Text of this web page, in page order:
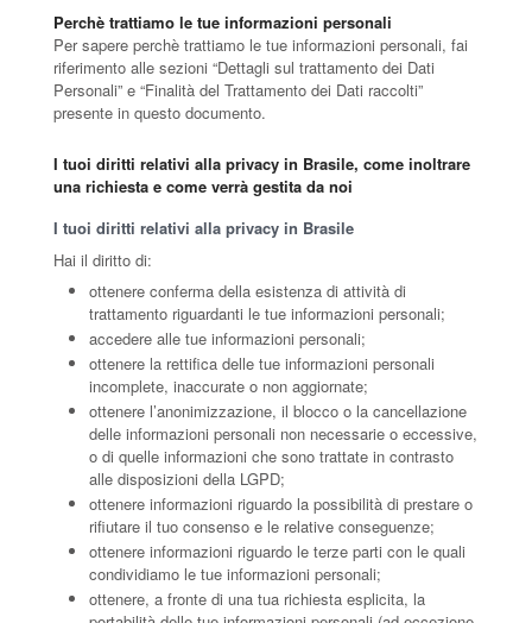
Perchè trattiamo le tue informazioni personali
Per sapere perchè trattiamo le tue informazioni personali, fai
riferimento alle sezioni “Dettagli sul trattamento dei Dati
Personali” e “Finalità del Trattamento dei Dati raccolti”
presente in questo documento.
I tuoi diritti relativi alla privacy in Brasile, come inoltrare
una richiesta e come verrà gestita da noi
I tuoi diritti relativi alla privacy in Brasile
Hai il diritto di:
ottenere conferma della esistenza di attività di
trattamento riguardanti le tue informazioni personali;
accedere alle tue informazioni personali;
ottenere la rettifica delle tue informazioni personali
incomplete, inaccurate o non aggiornate;
ottenere l’anonimizzazione, il blocco o la cancellazione
delle informazioni personali non necessarie o eccessive,
o di quelle informazioni che sono trattate in contrasto
alle disposizioni della LGPD;
ottenere informazioni riguardo la possibilità di prestare o
rifiutare il tuo consenso e le relative conseguenze;
ottenere informazioni riguardo le terze parti con le quali
condividiamo le tue informazioni personali;
ottenere, a fronte di una tua richiesta esplicita, la